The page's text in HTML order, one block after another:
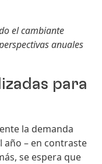
el cambiante
anuales
para
la demanda
año – en contraste
se espera que